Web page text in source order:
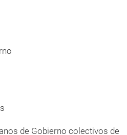
de Gobierno colectivos de